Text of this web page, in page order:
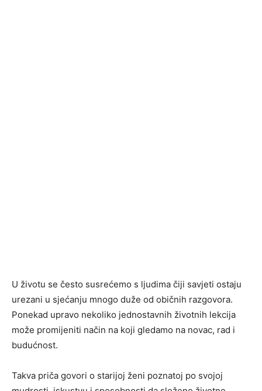
U životu se često susrećemo s ljudima čiji savjeti ostaju
urezani u sjećanju mnogo duže od običnih razgovora.
Ponekad upravo nekoliko jednostavnih životnih lekcija
može promijeniti način na koji gledamo na novac, rad i
budućnost.
Takva priča govori o starijoj ženi poznatoj po svojoj